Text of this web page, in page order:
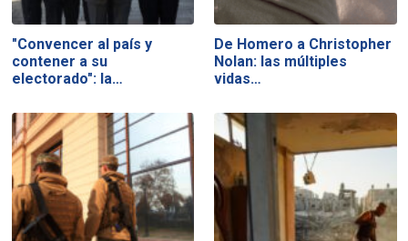
"Convencer al país y
contener a su
electorado": la…
De Homero a Christopher
Nolan: las múltiples
vidas…